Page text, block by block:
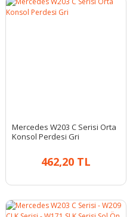
Mercedes W203 C Serisi Orta
Konsol Perdesi Gri
462,20 TL